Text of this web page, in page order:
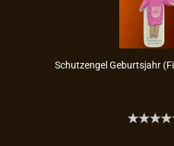
Schutz­en­gel Ge­burts­jahr